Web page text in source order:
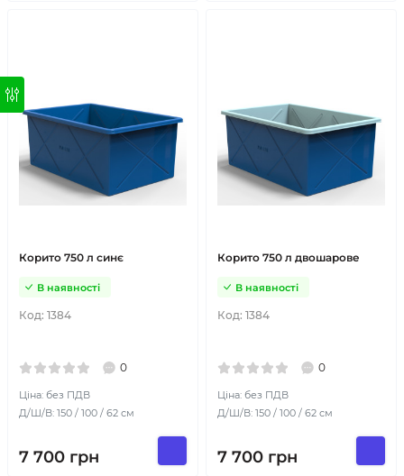
Корито 750 л синє
Код: 1384
В наявності
0
Ціна: без ПДВ
Д/Ш/В: 150 / 100 / 62 см
7 700 грн
Корито 750 л двошарове
Код: 1384
В наявності
0
Ціна: без ПДВ
Д/Ш/В: 150 / 100 / 62 см
7 700 грн